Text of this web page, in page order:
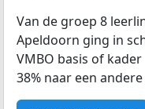
Van de groep 8
Apeldoorn ging in
VMBO basis of
38% naar een